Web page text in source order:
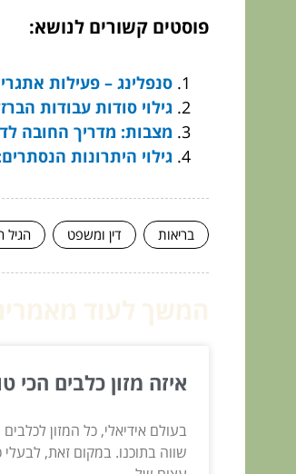
פוסטים קשורים לנושא:
סנפלינג – פעילות
גילוי סודות עבודות
מצבות: מדריך החובה
גילוי היתרונות
בריאות דין ומשפט הגיל
איזה מזון כלבים הכי
בעולם אידיאלי, כל המזון
שווה בתוכנו. במקום זאת, לבעלי